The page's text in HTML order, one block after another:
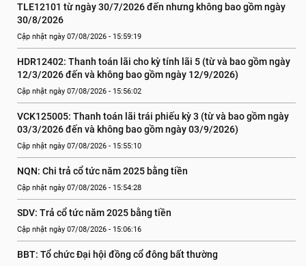
TLE12101 từ ngày 30/7/2026 đến nhưng không bao gồm ngày
30/8/2026
Cập nhật ngày 07/08/2026 - 15:59:19
HDR12402: Thanh toán lãi cho kỳ tính lãi 5 (từ và bao gồm ngày
12/3/2026 đến và không bao gồm ngày 12/9/2026)
Cập nhật ngày 07/08/2026 - 15:56:02
VCK125005: Thanh toán lãi trái phiếu kỳ 3 (từ và bao gồm ngày
03/3/2026 đến và không bao gồm ngày 03/9/2026)
Cập nhật ngày 07/08/2026 - 15:55:10
NQN: Chi trả cổ tức năm 2025 bằng tiền
Cập nhật ngày 07/08/2026 - 15:54:28
SDV: Trả cổ tức năm 2025 bằng tiền
Cập nhật ngày 07/08/2026 - 15:06:16
BBT: Tổ chức Đại hội đồng cổ đông bất thường